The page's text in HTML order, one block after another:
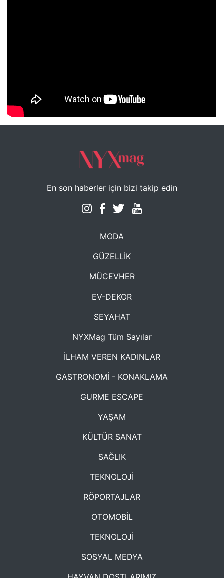
NYXmag 2. Yaş Kutlama Etkinliği
En son haberler için bizi takip edin
MODA
GÜZELLİK
MÜCEVHER
EV-DEKOR
SEYAHAT
NYXMag Tüm Sayılar
İLHAM VEREN KADINLAR
GASTRONOMİ - KONAKLAMA
GURME ESCAPE
YAŞAM
KÜLTÜR SANAT
SAĞLIK
TEKNOLOJİ
RÖPORTAJLAR
OTOMOBİL
TEKNOLOJİ
SOSYAL MEDYA